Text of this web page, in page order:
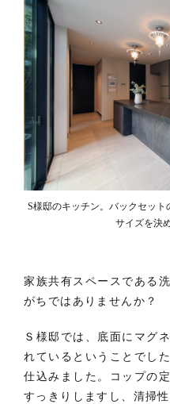
S様邸のキッチン。バックセット
サイズを決
家族共有スペースである
がちではありませんか？
Ｓ様邸では、底面にマグ
れているということでし
仕込みました。コップの
すっきりしますし、清掃